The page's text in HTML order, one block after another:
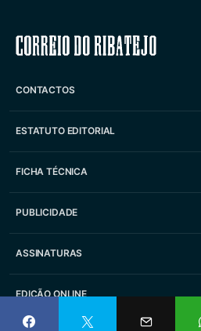
Correio do
CONTACTOS
ESTATUTO EDITORIAL
FICHA TÉCNICA
PUBLICIDADE
ASSINATURAS
EDIÇÃO ONLINE